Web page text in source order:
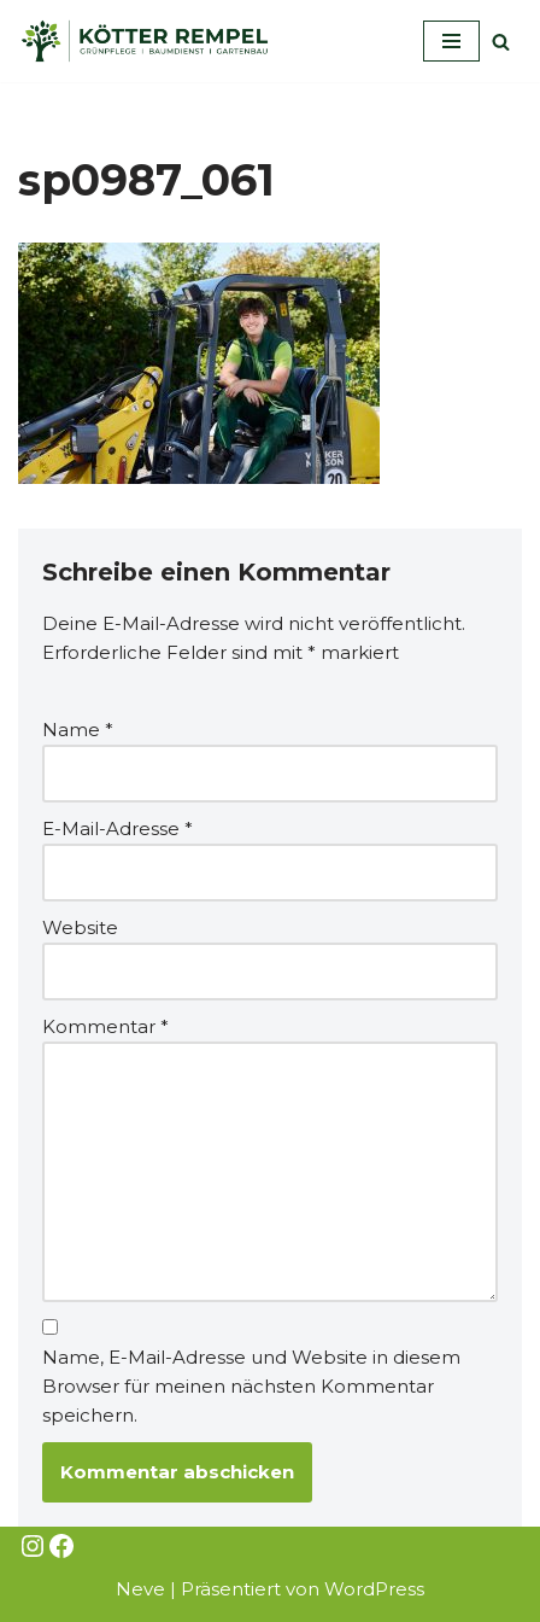
Zum
sp0987_061
Schreibe einen Kommentar
Deine E-Mail-Adresse wird nicht veröffentlicht.
Erforderliche Felder sind mit * markiert
Name *
E-Mail-Adresse *
Website
Kommentar *
Name, E-Mail-Adresse und Website in diesem
Browser für meinen nächsten Kommentar
speichern.
Neve | Präsentiert von WordPress